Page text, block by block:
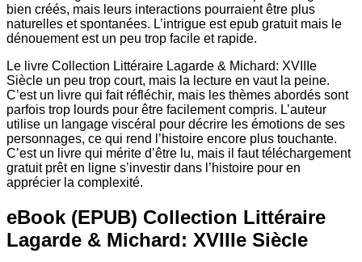
bien créés, mais leurs interactions pourraient être plus
naturelles et spontanées. L’intrigue est epub gratuit mais le
dénouement est un peu trop facile et rapide.
Le livre Collection Littéraire Lagarde & Michard: XVIIIe
Siècle un peu trop court, mais la lecture en vaut la peine.
C’est un livre qui fait réfléchir, mais les thèmes abordés sont
parfois trop lourds pour être facilement compris. L’auteur
utilise un langage viscéral pour décrire les émotions de ses
personnages, ce qui rend l’histoire encore plus touchante.
C’est un livre qui mérite d’être lu, mais il faut téléchargement
gratuit prêt en ligne s’investir dans l’histoire pour en
apprécier la complexité.
eBook (EPUB) Collection Littéraire
Lagarde & Michard: XVIIIe Siècle